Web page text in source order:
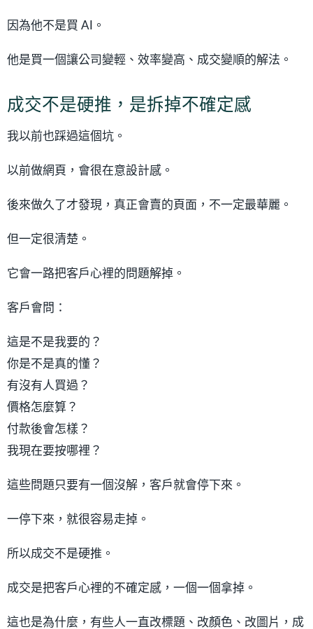
因為他不是買 AI。
他是買一個讓公司變輕、效率變高、成交變順的解法。
成交不是硬推，是拆掉不確定感
我以前也踩過這個坑。
以前做網頁，會很在意設計感。
後來做久了才發現，真正會賣的頁面，不一定最華麗。
但一定很清楚。
它會一路把客戶心裡的問題解掉。
客戶會問：
這是不是我要的？
你是不是真的懂？
有沒有人買過？
價格怎麼算？
付款後會怎樣？
我現在要按哪裡？
這些問題只要有一個沒解，客戶就會停下來。
一停下來，就很容易走掉。
所以成交不是硬推。
成交是把客戶心裡的不確定感，一個一個拿掉。
這也是為什麼，有些人一直改標題、改顏色、改圖片，成